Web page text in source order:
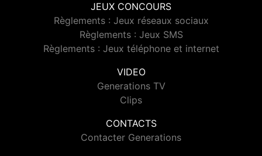
JEUX CONCOURS
Règlements : Jeux réseaux sociaux
Règlements : Jeux SMS
Règlements : Jeux téléphone et internet
VIDEO
Generations TV
Clips
CONTACTS
Contacter Generations